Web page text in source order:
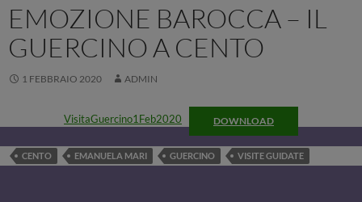
EMOZIONE BAROCCA – IL
GUERCINO A CENTO
1 FEBBRAIO 2020 ADMIN
VisitaGuercino1Feb2020 DOWNLOAD
CENTO EMANUELA MARI GUERCINO VISITE GUIDATE